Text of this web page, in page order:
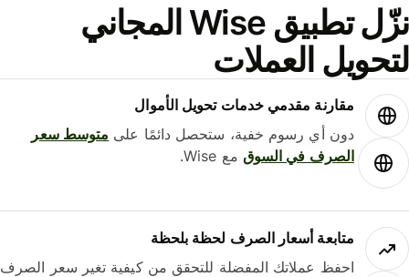
نزّل تطبيق Wise المجاني
العملات
مقارنة مقدمي خدمات تحويل الأموال
دون أي رسوم خفية، ستحصل دائمًا علىمتوسط ​​سعر
الصرف في السوقمع Wise.
متابعة أسعار الصرف لحظة بلحظة
احفظ عملاتك المفضلة للتحقق من كيفية تغير سعر الصرف